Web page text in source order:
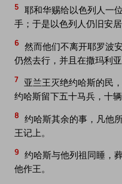
5 耶和华赐给以色列人一
手；于是以色列人仍旧安居
6 然而他们不离开耶罗波
仍然去行，并且在撒玛利亚
7 亚兰王灭绝约哈斯的民
约哈斯留下五十马兵，十辆
8 约哈斯其余的事，凡他
王记上。
9 约哈斯与他列祖同睡，
他作王。